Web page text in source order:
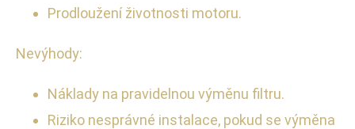
Prodloužení životnosti motoru.
Nevýhody:
Náklady na pravidelnou výměnu filtru.
Riziko nesprávné instalace, pokud se výměna